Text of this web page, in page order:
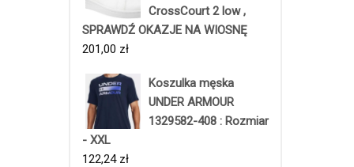
CrossCourt 2 low ,
SPRAWDŹ OKAZJE NA WIOSNĘ
201,00 zł
Koszulka męska
UNDER ARMOUR
1329582-408 : Rozmiar
- XXL
122,24 zł